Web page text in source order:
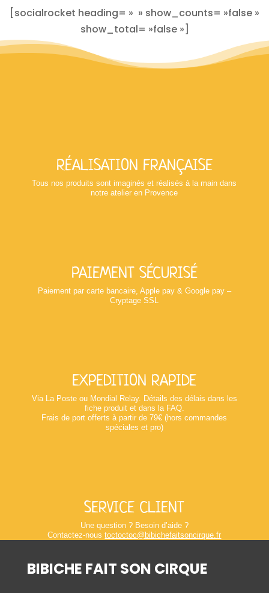
[socialrocket heading= » » show_counts= »false »
show_total= »false »]
RÉALISATION FRANÇAISE
Tous nos produits sont imaginés et réalisés à la main dans
notre atelier en Provence
PAIEMENT SÉCURISÉ
Paiement par carte bancaire, Apple pay & Google pay –
Cryptage SSL
EXPEDITION RAPIDE
Via La Poste ou Mondial Relay. Détails des délais dans les
fiche produit et dans la FAQ.
Frais de port offerts à partir de 79€ (hors commandes
spéciales et pro)
SERVICE CLIENT
Une question ? Besoin d’aide ?
Contactez-noustoctoctoc@bibichefaitsoncirque.fr
BIBICHE FAIT SON CIRQUE